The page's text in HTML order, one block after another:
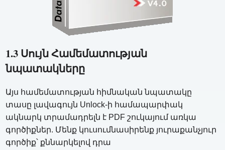
1.3 Սույն Համեմատության
նպատակները
Այս համեմատության հիմնական նպատակը
տասը լավագույն Unlock-ի համապարփակ
ակնարկ տրամադրելն է PDF շուկայում առկա
գործիքներ. Մենք կուսումնասիրենք յուրաքանչյուր
գործիք՝ քննարկելով դրա